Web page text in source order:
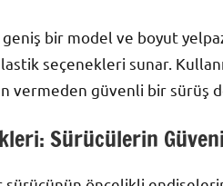
bir model ve boyut
seçenekleri sunar.
vermeden güvenli bir sürüş
Sürücülerin